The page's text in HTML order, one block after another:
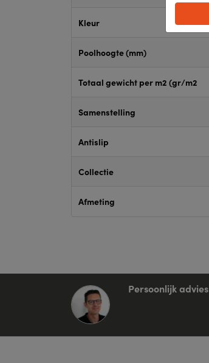
Kleur
Poolhoogte (mm)
Totaal gewicht per m2 (gr/m2
Samenstelling
Antislip
Collectie
Afmeting
Persoonlijk advies